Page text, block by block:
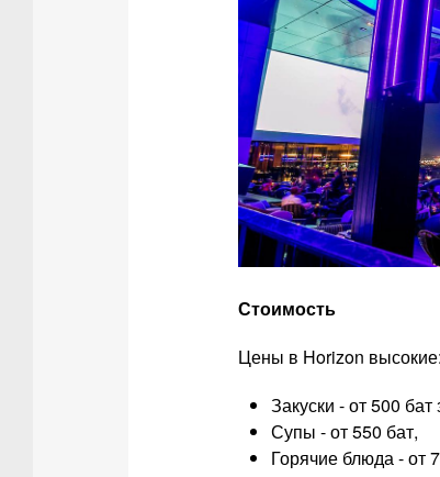
Стоимость
Цены в Horizon высокие:
Закуски - от 500
Супы - от 550 бат,
Горячие блюда - от